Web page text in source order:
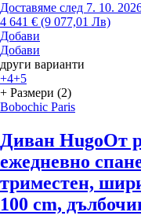
Доставяме след 7. 10.
4 641 € (9 077,01 Лв)
Добави
Добави
други варианти
+4+5
+ Размери (2)
Bobochic Paris
Диван HugoОт
ежедневно
триместен,
100 cm,